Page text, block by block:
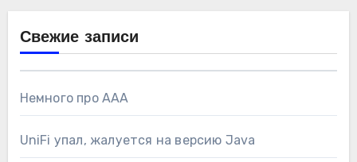
Свежие записи
Немного про AAA
UniFi упал, жалуется на версию Java